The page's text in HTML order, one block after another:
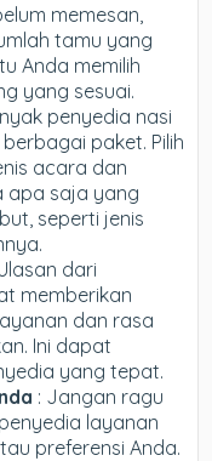
memesan,
tamu yang
Anda memilih
yang sesuai.
penyedia nasi
paket. Pilih
acara dan
apa saja yang
seperti jenis
dari
memberikan
dan rasa
Ini dapat
yang tepat.
: Jangan ragu
layanan
preferensi Anda.